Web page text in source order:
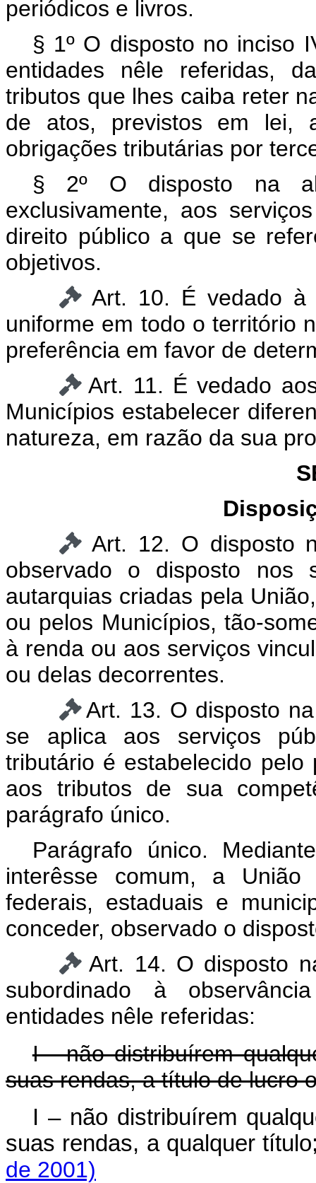
periódicos e livros.
§ 1º O disposto no inciso
entidades nêle referidas,
tributos que lhes caiba reter
de atos, previstos em lei,
obrigações tributárias por
§ 2º O disposto na
exclusivamente, aos
direito público a que se
objetivos.
Art. 10. É vedado à
uniforme em todo o território
preferência em favor de
Art. 11. É vedado
Municípios estabelecer
natureza, em razão da sua
Art. 12. O disposto
observado o disposto
autarquias criadas pela
ou pelos Municípios, tão-
à renda ou aos serviços
ou delas decorrentes.
Art. 13. O disposto
se aplica aos serviços
tributário é estabelecido
aos tributos de sua
parágrafo único.
Parágrafo único.
interêsse comum, a
federais, estaduais e
conceder, observado o
Art. 14. O disposto
subordinado à
entidades nêle referidas:
I - não distribuírem
suas rendas, a título de lucro
I – não distribuírem
suas rendas, a qualquer
de 2001)